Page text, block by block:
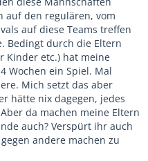
auf den regulären, vom
auf diese Teams treffen
Bedingt durch die Eltern
Kinder etc.) hat meine
Wochen ein Spiel. Mal
Mich setzt das aber
hätte nix dagegen, jedes
da machen meine Eltern
auch? Verspürt ihr auch
andere machen zu